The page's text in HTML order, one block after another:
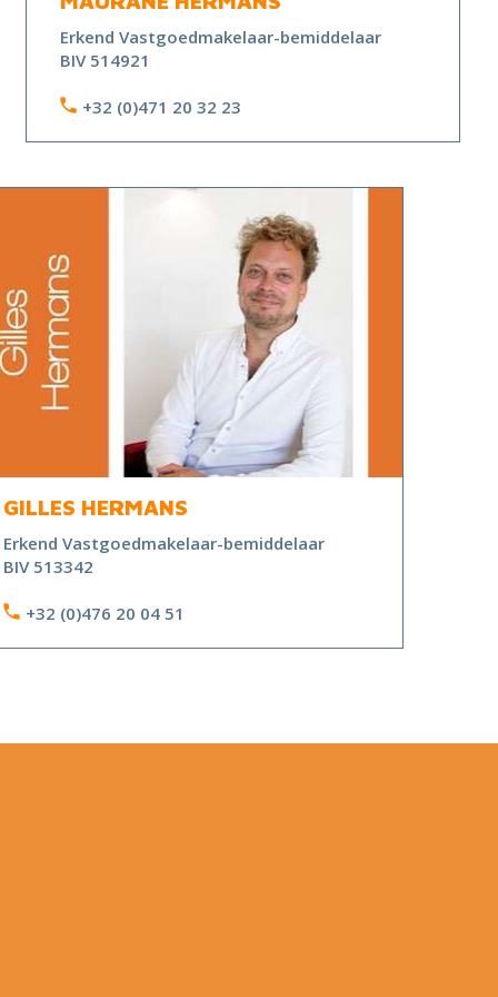
Erkend Vastgoedmakelaar-bemiddelaar
BIV 514921
+32 (0)471 20 32 23
GILLES HERMANS
Erkend Vastgoedmakelaar-bemiddelaar
BIV 513342
+32 (0)476 20 04 51